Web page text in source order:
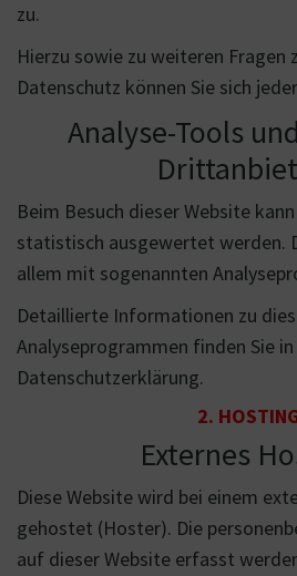
zu.
Hierzu sowie zu weiteren Fragen
Datenschutz können Sie sich
Analyse-Tools
Beim Besuch dieser Website
statistisch ausgewertet werden.
allem mit sogenannten
Detaillierte Informationen zu
Analyseprogrammen finden Sie
Datenschutzerklärung.
2.
Externes
Diese Website wird bei einem
gehostet (Hoster). Die
auf dieser Website erfasst